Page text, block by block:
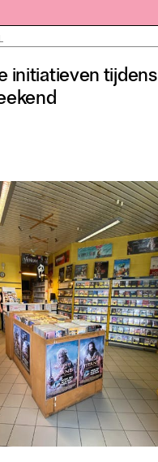
koop
initiatieven tijdens